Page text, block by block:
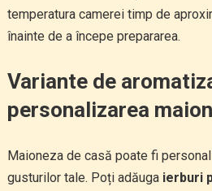
temperatura camerei timp de
înainte de a începe prepararea.
Variante de
personalizarea
Maioneza de casă poate fi
gusturilor tale. Poți adăuga ierburi